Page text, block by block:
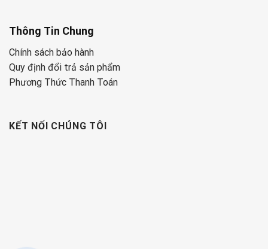
Thông Tin Chung
Chính sách bảo hành
Quy định đổi trả sản phẩm
Phương Thức Thanh Toán
KẾT NỐI CHÚNG TÔI